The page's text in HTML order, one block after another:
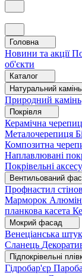
Головна
Новини та акції
об'єкти
Каталог
Натуральний камінь
Природний камінь
Покрівля
Керамічна
Металочерепиця
Композитна
Наплавлювані
Покрівельні
Вентильований
Профнастил
Марморок
планкова касета
Мокрий фасад
Венеціанська
Сланець
Підпокрівельні
Гідробар'єр